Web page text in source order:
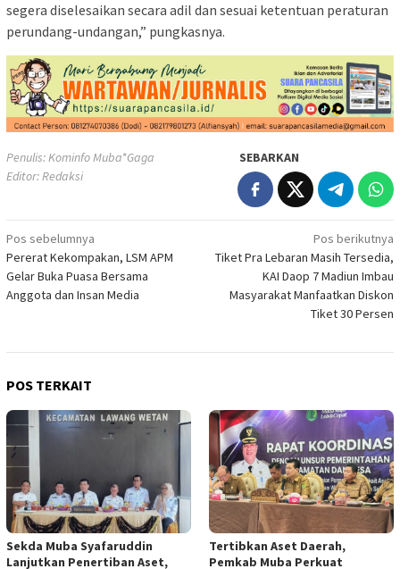
segera diselesaikan secara adil dan sesuai ketentuan peraturan
perundang-undangan,” pungkasnya.
Penulis: Kominfo Muba*Gaga
Editor: Redaksi
SEBARKAN
Navigasi
pos
Pos sebelumnya
Pererat Kekompakan, LSM APM
Gelar Buka Puasa Bersama
Anggota dan Insan Media
Pos berikutnya
Tiket Pra Lebaran Masih Tersedia,
KAI Daop 7 Madiun Imbau
Masyarakat Manfaatkan Diskon
Tiket 30 Persen
POS TERKAIT
Sekda Muba Syafaruddin
Lanjutkan Penertiban Aset,
Tertibkan Aset Daerah,
Pemkab Muba Perkuat